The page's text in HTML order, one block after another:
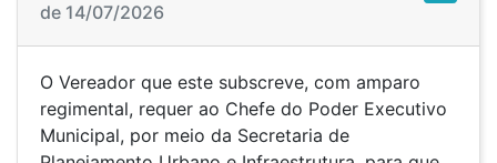
de 14/07/2026
O Vereador que este subscreve, com amparo
regimental, requer ao Chefe do Poder Executivo
Municipal, por meio da Secretaria de